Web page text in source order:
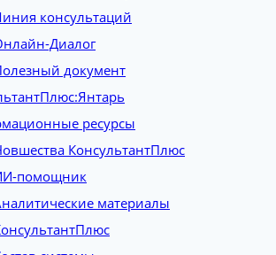
консультаций
Диалог
документ
ресурсы
КонсультантПлюс
помощник
материалы